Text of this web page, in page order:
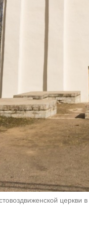
церкви в